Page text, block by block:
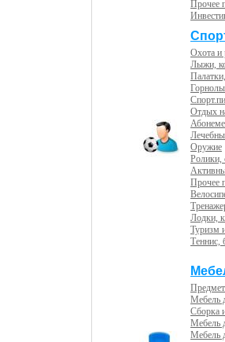
Прочее
Охота и
Лыжи,
Отдых
Оружие
Ролики,
Прочее
Лодки,
Туризм
Теннис,
Мебель
Сборка
Мебель
Мебель